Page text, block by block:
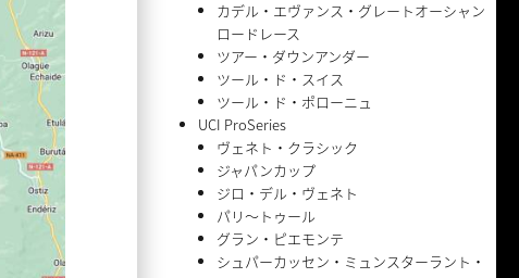
カデル・エヴァンス・グレートオーシャン
ロードレース
ツアー・ダウンアンダー
ツール・ド・スイス
ツール・ド・ポローニュ
UCI ProSeries
ヴェネト・クラシック
ジャパンカップ
ジロ・デル・ヴェネト
パリ〜トゥール
グラン・ピエモンテ
シュパーカッセン・ミュンスターラント・